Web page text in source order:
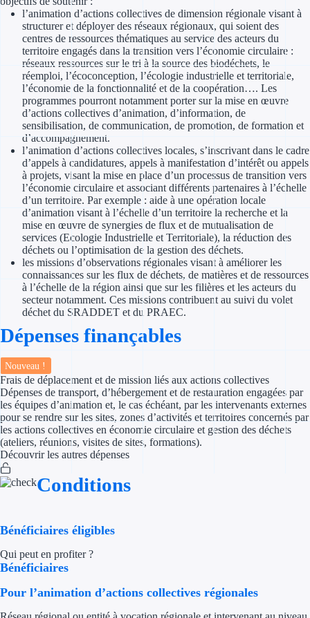
Trouvez des idées de
Quelles aides pour
Ouvrage
Territoires
Aides Région
Aides Région
Aides Région
Aides Région
Aides Région
Régions de I à P
Aides Région Île-
Outre-mer
l’animation d’actions collectives de dimension régionale visant à
structurer et déployer des réseaux régionaux, qui soient des
centres de ressources thématiques au service des acteurs du
territoire engagés dans la transition vers l’économie circulaire :
réseaux ressources sur le tri à la source des biodéchets, le
réemploi, l’écoconception, l’écologie industrielle et territoriale,
l’économie de la fonctionnalité et de la coopération…. Les
programmes pourront notamment porter sur la mise en œuvre
d’actions collectives d’animation, d’information, de
sensibilisation, de communication, de promotion, de formation et
d’accompagnement.
l’animation d’actions collectives locales, s’inscrivant dans le cadre
d’appels à candidatures, appels à manifestation d’intérêt ou appels
à projets, visant la mise en place d’un processus de transition vers
l’économie circulaire et associant différents partenaires à l’échelle
d’un territoire. Par exemple : aide à une opération locale
d’animation visant à l’échelle d’un territoire la recherche et la
mise en œuvre de synergies de flux et de mutualisation de
services (Ecologie Industrielle et Territoriale), la réduction des
déchets ou l’optimisation de la gestion des déchets.
les missions d’observations régionales visant à améliorer les
connaissances sur les flux de déchets, de matières et de ressources
à l’échelle de la région ainsi que sur les filières et les acteurs du
secteur notamment. Ces missions contribuent au suivi du volet
déchet du SRADDET et du PRAEC.
Dépenses finançables
Nouveau !
Frais de déplacement et de mission liés aux actions collectives
Dépenses de transport, d’hébergement et de restauration engagées par
les équipes d’animation et, le cas échéant, par les intervenants externes
pour se rendre sur les sites, zones d’activités et territoires concernés par
les actions collectives en économie circulaire et gestion des déchets
(ateliers, réunions, visites de sites, formations).
Découvrir les autres dépenses
Conditions
Bénéficiaires éligibles
Qui peut en profiter ?
Bénéficiaires
Pour l’animation d’actions collectives régionales